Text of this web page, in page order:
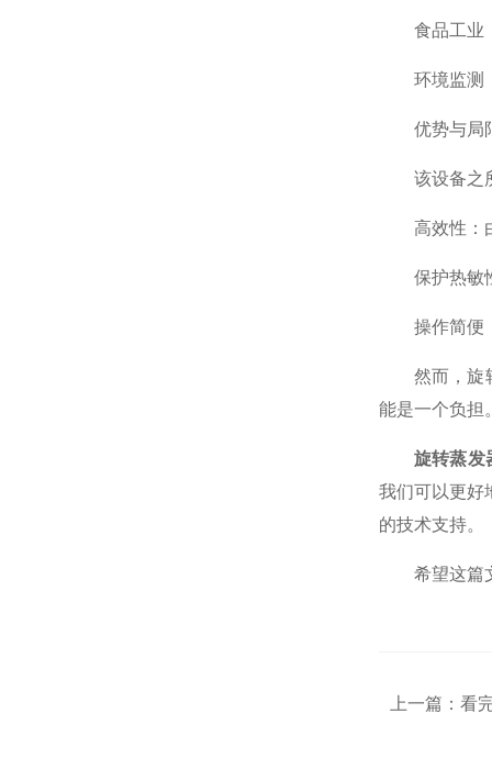
食品工业：
环境监测：
优势与局
该设备之所
高效性：由
保护热敏性
操作简便：
然而，旋转
能是一个负担
旋转蒸发
我们可以更好
的技术支持。
希望这篇文
上一篇： 看